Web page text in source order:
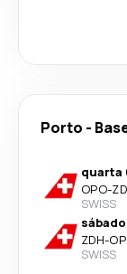
Porto -
quarta
OPO-
SWISS
ZDH-
SWISS